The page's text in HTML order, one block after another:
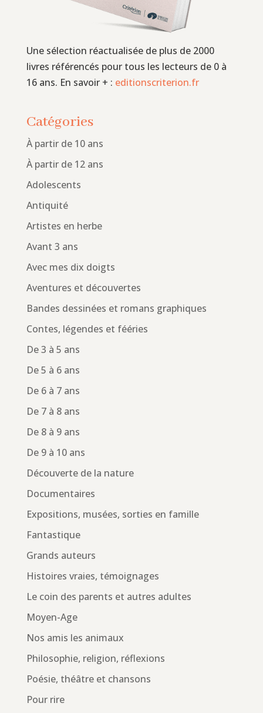
Une sélection réactualisée de plus de 2000
livres référencés pour tous les lecteurs de 0 à
16 ans. En savoir + : editionscriterion.fr
Catégories
À partir de 10 ans
À partir de 12 ans
Adolescents
Antiquité
Artistes en herbe
Avant 3 ans
Avec mes dix doigts
Aventures et découvertes
Bandes dessinées et romans graphiques
Contes, légendes et fééries
De 3 à 5 ans
De 5 à 6 ans
De 6 à 7 ans
De 7 à 8 ans
De 8 à 9 ans
De 9 à 10 ans
Découverte de la nature
Documentaires
Expositions, musées, sorties en famille
Fantastique
Grands auteurs
Histoires vraies, témoignages
Le coin des parents et autres adultes
Moyen-Age
Nos amis les animaux
Philosophie, religion, réflexions
Poésie, théâtre et chansons
Pour rire